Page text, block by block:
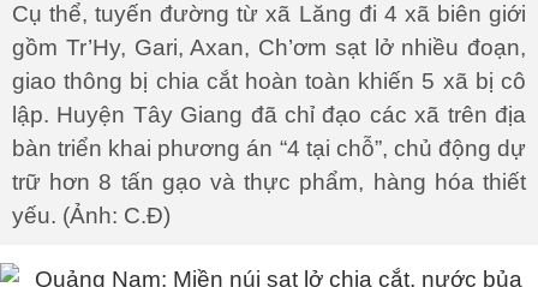
Cụ thể, tuyến đường từ xã Lăng đi 4 xã biên giới
gồm Tr’Hy, Gari, Axan, Ch’ơm sạt lở nhiều đoạn,
giao thông bị chia cắt hoàn toàn khiến 5 xã bị cô
lập. Huyện Tây Giang đã chỉ đạo các xã trên địa
bàn triển khai phương án “4 tại chỗ”, chủ động dự
trữ hơn 8 tấn gạo và thực phẩm, hàng hóa thiết
yếu. (Ảnh: C.Đ)